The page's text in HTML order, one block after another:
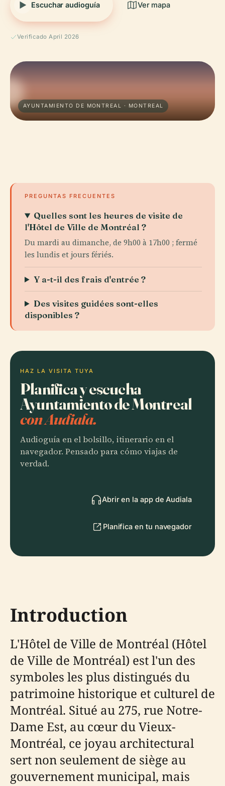
Escuchar audioguía Ver mapa
Verificado April 2026
AYUNTAMIENTO DE MONTREAL · MONTREAL
PREGUNTAS FRECUENTES
Quelles sont les heures de visite de
l'Hôtel de Ville de Montréal ?
Du mardi au dimanche, de 9h00 à 17h00 ; fermé
les lundis et jours fériés.
Y a-t-il des frais d'entrée ?
Des visites guidées sont-elles
disponibles ?
HAZ LA VISITA TUYA
Planifica y escucha
Ayuntamiento de Montreal
con Audiala.
Audioguía en el bolsillo, itinerario en el
navegador. Pensado para cómo viajas de
verdad.
Abrir en la app de Audiala
Planifica en tu navegador
Introduction
L'Hôtel de Ville de Montréal (Hôtel
de Ville de Montréal) est l'un des
symboles les plus distingués du
patrimoine historique et culturel de
Montréal. Situé au 275, rue Notre-
Dame Est, au cœur du Vieux-
Montréal, ce joyau architectural
sert non seulement de siège au
gouvernement municipal, mais